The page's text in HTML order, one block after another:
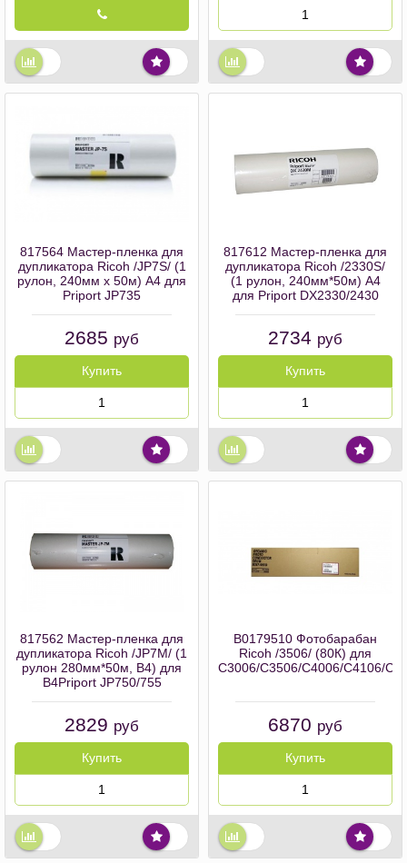
817564 Мастер-пленка для
дупликатора Ricoh /JP7S/ (1
рулон, 240мм x 50м) А4 для
Priport JP735
2685 руб
Купить
817612 Мастер-пленка для
дупликатора Ricoh /2330S/
(1 рулон, 240мм*50м) А4
для Priport DX2330/2430
2734 руб
Купить
817562 Мастер-пленка для
дупликатора Ricoh /JP7M/ (1
рулон 280мм*50м, B4) для
B4Priport JP750/755
2829 руб
Купить
B0179510 Фотобарабан
Ricoh /3506/ (80К) для
C3006/C3506/C4006/C4106/
6870 руб
Купить